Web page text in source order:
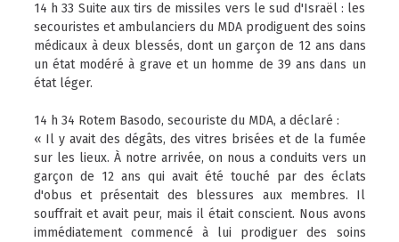
​14 h 33 Suite aux tirs de missiles vers le sud d'Israël : les
secouristes et ambulanciers du MDA prodiguent des soins
médicaux à deux blessés, dont un garçon de 12 ans dans
un état modéré à grave et un homme de 39 ans dans un
état léger.
14 h 34 Rotem Basodo, secouriste du MDA, a déclaré :
« Il y avait des dégâts, des vitres brisées et de la fumée
sur les lieux. À notre arrivée, on nous a conduits vers un
garçon de 12 ans qui avait été touché par des éclats
d'obus et présentait des blessures aux membres. Il
souffrait et avait peur, mais il était conscient. Nous avons
immédiatement commencé à lui prodiguer des soins